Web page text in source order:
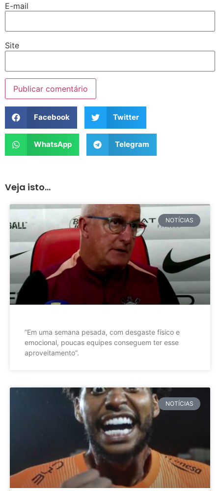
E-mail
Site
Facebook Twitter
WhatsApp Telegram
Veja isto...
NOTÍCIAS
”Em uma semana pesada, com desgaste físico e
emocional, poucas equipes conseguem ter esse
aproveitamento”.
NOTÍCIAS